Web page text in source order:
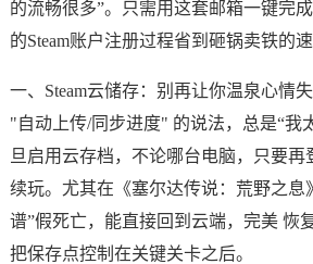
的流畅很多”。只需用这套邮箱一键完
的Steam账户注册过程省到砸锅卖铁的速
一、Steam云储存：别再让你温泉心情
"自动上传/同步进度" 的说法，总是“我
旦启用云存档，不论哪台电脑，只要再
续玩。尤其在《塞尔达传说：荒野之息
谱”假死亡，能直接回到云端，完美 恢
把保存点控制在关键关卡之后。